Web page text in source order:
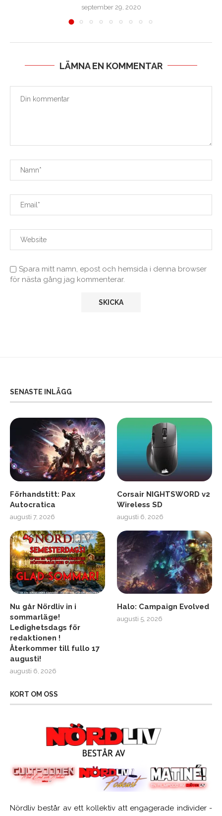
september 29, 2020
LÄMNA EN KOMMENTAR
Spara mitt namn, epost och hemsida i denna browser
för nästa gång jag kommenterar.
SENASTE INLÄGG
Förhandstitt: Pax
Autocratica
augusti 7, 2026
Corsair NIGHTSWORD v2
Wireless SD
augusti 6, 2026
Nu går Nördliv in i
sommarläge!
Ledighetsdags för
redaktionen !
Återkommer till fullo 17
augusti!
augusti 6, 2026
Halo: Campaign Evolved
augusti 5, 2026
KORT OM OSS
Nördliv består av ett kollektiv att engagerade individer -